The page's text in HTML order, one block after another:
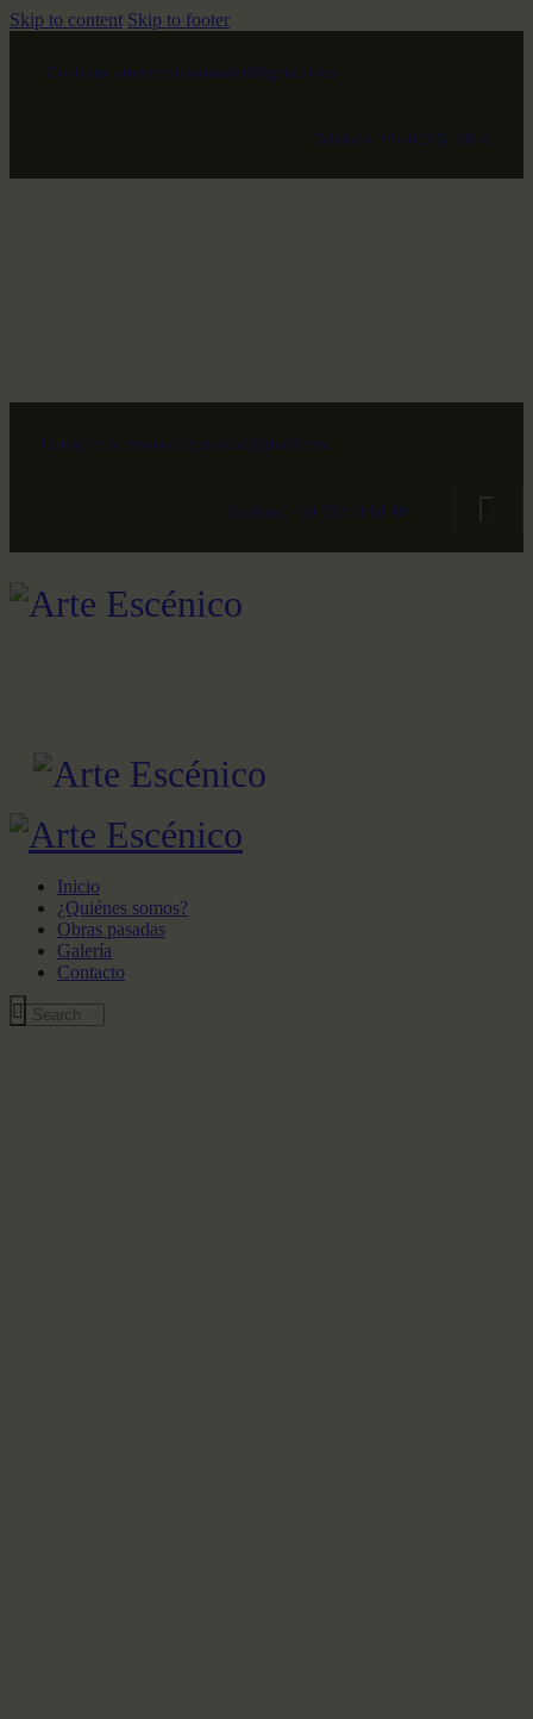
Skip to content Skip to footer
Contacto: arteescenicoymusical@gmail.com
Teléfono: +34 653 51 68 40
Contacto: arteescenicoymusical@gmail.com
Teléfono: +34 653 51 68 40
Inicio
¿Quiénes somos?
Obras pasadas
Galería
Contacto